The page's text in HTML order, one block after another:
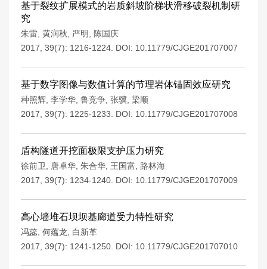
基于裂纹扩展模式的岩质斜坡阶梯状滑移破裂机制研
究
朱雷 黄润秋 严明
陈国庆
2017, 39(7): 1216-1224. DOI: 10.11779/CJGE201707007
基于数字图像与数值计算的节理岩体锚固效应研究
种照辉 李学华 鲁竞争 张骥 梁顺
2017, 39(7): 1225-1233.
DOI: 10.11779/CJGE201707008
盾构隧道开挖面极限支护压力研究
徐前卫 唐卓华 朱合华 王国富
路林海
2017, 39(7): 1234-1240. DOI: 10.11779/CJGE201707009
高心墙堆石坝坝基廊道受力特性研究
冯蕊 何蕴龙
白新革
2017, 39(7): 1241-1250. DOI: 10.11779/CJGE201707010